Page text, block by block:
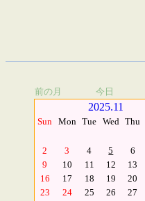
前の月 今日
2025.11
Sun Mon Tue Wed Thu
2
3 4 5 6
9
10 11 12 13
16
17 18 19 20
23
24 25 26 27